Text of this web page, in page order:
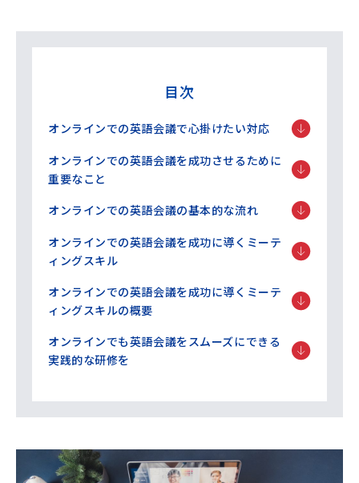
目次
オンラインでの英語会議で心掛けたい対応
オンラインでの英語会議を成功させるために
重要なこと
オンラインでの英語会議の基本的な流れ
オンラインでの英語会議を成功に導くミーテ
ィングスキル
オンラインでの英語会議を成功に導くミーテ
ィングスキルの概要
オンラインでも英語会議をスムーズにできる
実践的な研修を